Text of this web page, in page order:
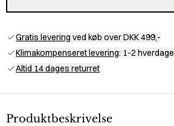
Gratis levering ved køb over DKK 499,-
Klimakompenseret levering: 1-2 hverdage
Altid 14 dages returret
Produktbeskrivelse